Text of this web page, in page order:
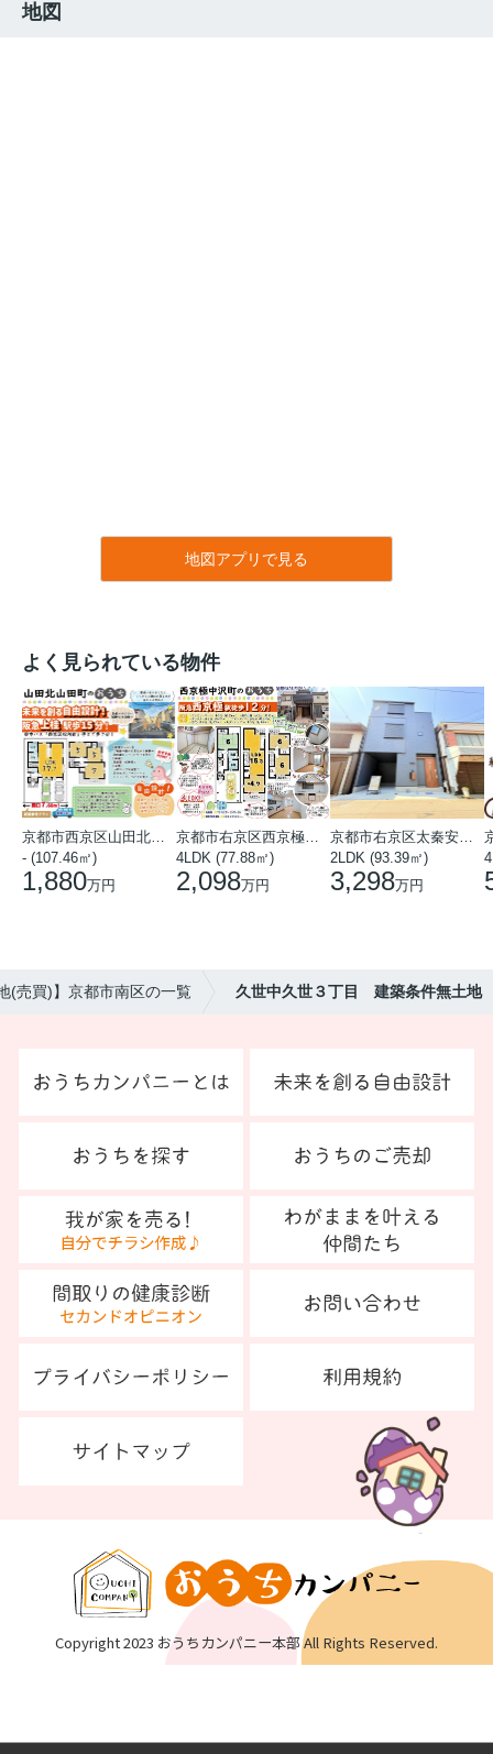
地図
地図アプリで見る
よく見られている物件
- (107.46㎡)
1,880万円
4LDK (77.88㎡)
2,098万円
2LDK (93.39㎡)
3,298万円
(売買)】京都市南区の一覧 久世中久世３丁目 建築条件無土地
Copyright 2023 おうちカンパニー本部 All Rights Reserved.